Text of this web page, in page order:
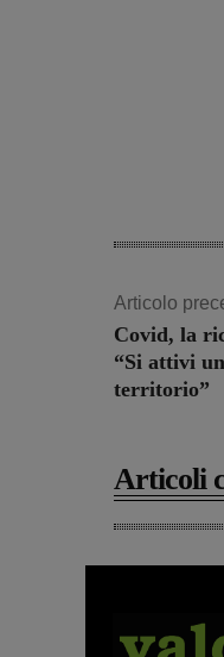
Articolo
Covid, la
“Si attivi
territorio”
Articoli